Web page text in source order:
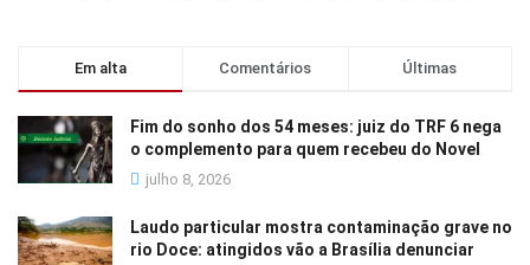
Em alta Comentários Últimas
Fim do sonho dos 54 meses: juiz do TRF 6 nega
o complemento para quem recebeu do Novel
julho 8, 2026
Laudo particular mostra contaminação grave no
rio Doce: atingidos vão a Brasília denunciar